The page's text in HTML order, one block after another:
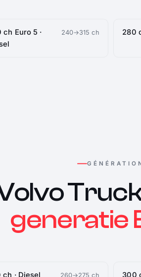
ch Euro 5 ·
240→315 ch 280
generatie
ch · Diesel 260→275 ch 300